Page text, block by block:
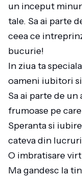
un inceput
tale. Sa ai parte
ceea ce
bucurie!
In ziua ta
oameni iubitori
Sa ai parte de
frumoase pe
Speranta si
cateva din
O imbratisare
Ma gandesc la